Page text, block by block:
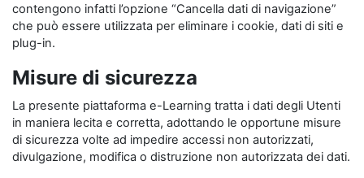
contengono infatti l’opzione “Cancella dati di navigazione”
che può essere utilizzata per eliminare i cookie, dati di siti e
plug-in.
Misure di sicurezza
La presente piattaforma e-Learning tratta i dati degli Utenti
in maniera lecita e corretta, adottando le opportune misure
di sicurezza volte ad impedire accessi non autorizzati,
divulgazione, modifica o distruzione non autorizzata dei dati.